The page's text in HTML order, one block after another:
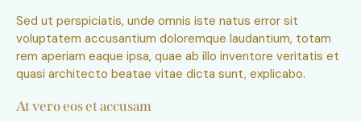
Sed ut perspiciatis, unde omnis iste natus error sit
voluptatem accusantium doloremque laudantium, totam
rem aperiam eaque ipsa, quae ab illo inventore veritatis et
quasi architecto beatae vitae dicta sunt, explicabo.
At vero eos et accusam